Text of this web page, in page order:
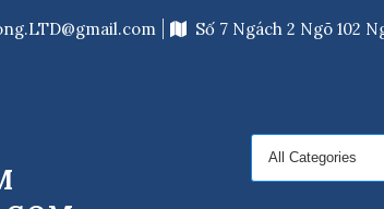
Số 7 Ngách 2 Ngõ 102
Search
for